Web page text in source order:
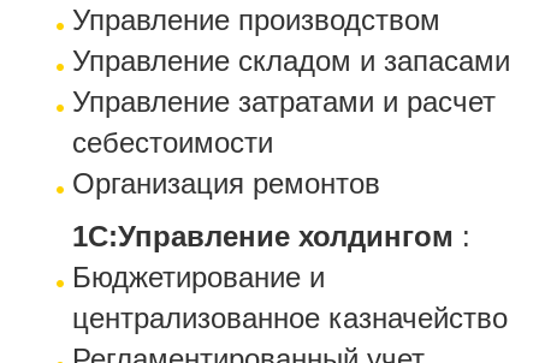
Управление производством
Управление складом и запасами
Управление затратами и расчет
себестоимости
Организация ремонтов
1С:Управление холдингом :
Бюджетирование и
централизованное казначейство